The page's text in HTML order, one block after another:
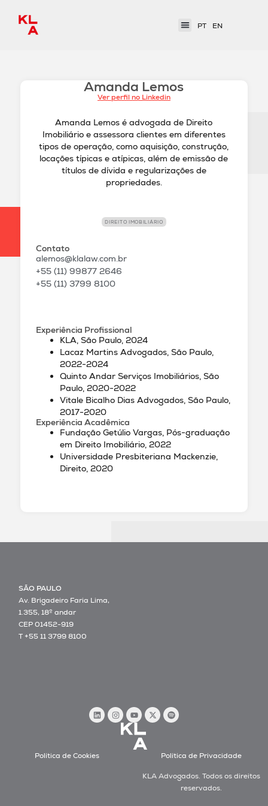
PT EN
Amanda Lemos
Ver perfil no Linkedin
Amanda Lemos é advogada de Direito
Imobiliário e assessora clientes em diferentes
tipos de operação, como aquisição, construção,
locações típicas e atípicas, além de emissão de
títulos de dívida e regularizações de
propriedades.
DIREITO IMOBILIÁRIO
Contato
alemos@klalaw.com.br
+55 (11) 99877 2646
+55 (11) 3799 8100
Experiência Profissional
KLA, São Paulo, 2024
Lacaz Martins Advogados, São Paulo,
2022-2024
Quinto Andar Serviços Imobiliários, São
Paulo, 2020-2022
Vitale Bicalho Dias Advogados, São Paulo,
2017-2020
Experiência Acadêmica
Fundação Getúlio Vargas, Pós-graduação
em Direito Imobiliário, 2022
Universidade Presbiteriana Mackenzie,
Direito, 2020
SÃO PAULO
Av. Brigadeiro Faria Lima,
1.355, 18º andar
CEP 01452-919
T +55 11 3799 8100
Política de Cookies Política de Privacidade
KLA Advogados. Todos os direitos
reservados.